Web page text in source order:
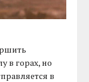
в горах, но
в